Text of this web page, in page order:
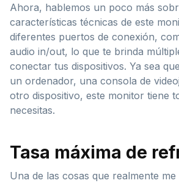
Ahora, hablemos un poco más
características técnicas de este
diferentes puertos de conexión,
audio in/out, lo que te brinda
conectar tus dispositivos. Ya sea
un ordenador, una consola de
otro dispositivo, este monitor tiene
necesitas.
Tasa máxima de
Una de las cosas que realmente